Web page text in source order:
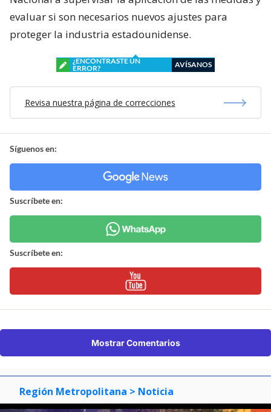
evaluar si son necesarios nuevos ajustes para
proteger la industria estadounidense.
¿ENCONTRASTE UN
ERROR?
AVÍSANOS
Revisa nuestra página de correcciones
Síguenos en:
Suscríbete en:
Suscríbete en:
Mostrar Comentarios
Región Metropolitana > Noticia